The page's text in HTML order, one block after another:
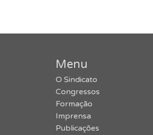
Menu
O Sindicato
Congressos
Formação
Imprensa
Publicações